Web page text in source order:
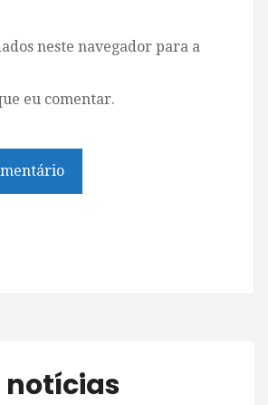
neste navegador para a
eu comentar.